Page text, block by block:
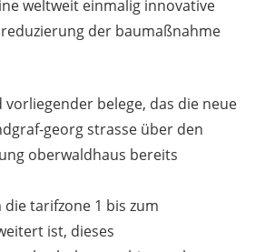
weltweit einmalig innovative
der baumaßnahme
vorliegender belege, das die neue
georg strasse über den
oberwaldhaus bereits
tarifzone 1 bis zum
ist, dieses